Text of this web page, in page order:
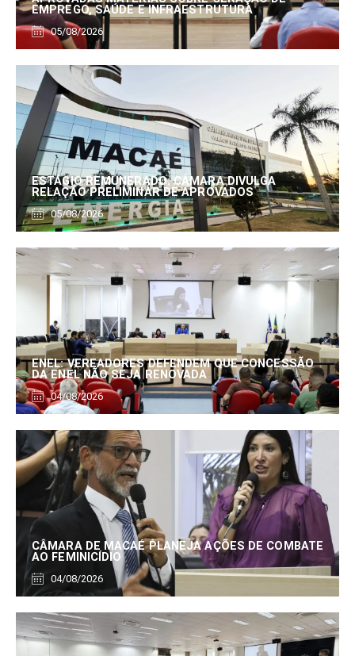
EMPREGO, SAÚDE E INFRAESTRUTURA
05/08/2026
ESTÁGIO REMUNERADO: CÂMARA DIVULGA
RELAÇÃO PRELIMINAR DE APROVADOS
05/08/2026
ENEL: VEREADORES DEFENDEM QUE CONCESSÃO
DA ENEL NÃO SEJA RENOVADA
04/08/2026
CÂMARA DE MACAÉ PLANEJA AÇÕES DE COMBATE
AO FEMINICÍDIO
04/08/2026